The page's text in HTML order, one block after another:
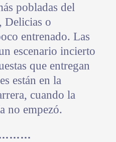
pobladas del
Delicias o
entrenado. Las
escenario incierto
que entregan
están en la
cuando la
no empezó.